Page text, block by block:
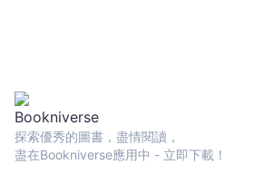
探索優秀的圖書，盡情閱讀，
盡在Bookniverse應用中 - 立即下載！